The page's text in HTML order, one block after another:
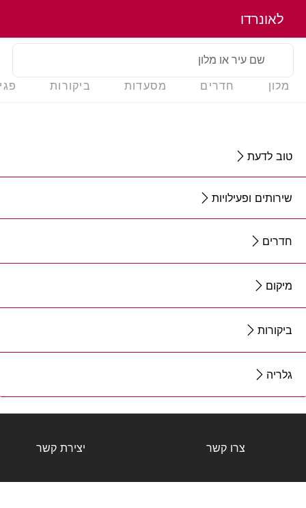
לאונרדו
שם עיר או מלון
מלון חדרים מסעדות ביקורות
טוב לדעת
שירותים ופעילויות
חדרים
מיקום
ביקורות
גלריה
צרו קשר יצירת קשר